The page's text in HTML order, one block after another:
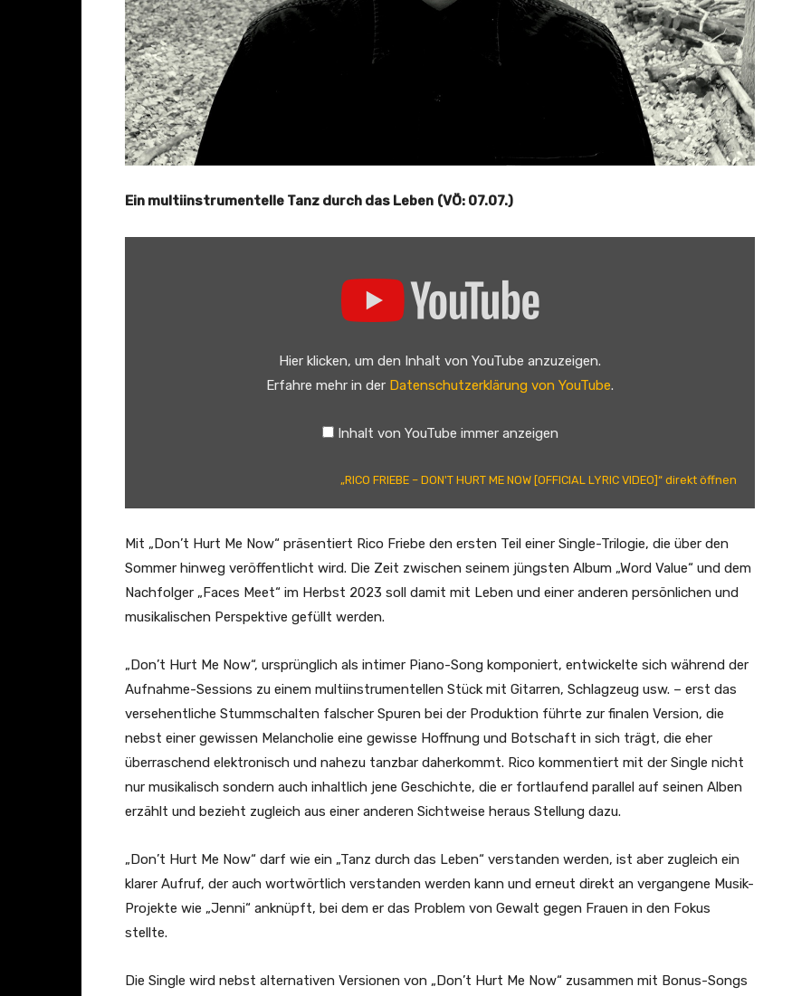
Ein multiinstrumentelle Tanz durch das Leben (VÖ: 07.07.)
D
O
N
'
H
U
R
T
M
E
N
W
[
O
F
Hier klicken, um den Inhalt von YouTube anzuzeigen.
Erfahre mehr in der Datenschutzerklärung von YouTube.
Inhalt von YouTube immer anzeigen
„RICO FRIEBE – DON'T HURT ME NOW [OFFICIAL LYRIC VIDEO]“ direkt öffnen
Mit „Don’t Hurt Me Now“ präsentiert Rico Friebe den ersten Teil einer Single-Trilogie, die über den
Sommer hinweg veröffentlicht wird. Die Zeit zwischen seinem jüngsten Album „Word Value“ und dem
Nachfolger „Faces Meet“ im Herbst 2023 soll damit mit Leben und einer anderen persönlichen und
musikalischen Perspektive gefüllt werden.
„Don’t Hurt Me Now“, ursprünglich als intimer Piano-Song komponiert, entwickelte sich während der
Aufnahme-Sessions zu einem multiinstrumentellen Stück mit Gitarren, Schlagzeug usw. – erst das
versehentliche Stummschalten falscher Spuren bei der Produktion führte zur finalen Version, die
nebst einer gewissen Melancholie eine gewisse Hoffnung und Botschaft in sich trägt, die eher
überraschend elektronisch und nahezu tanzbar daherkommt. Rico kommentiert mit der Single nicht
nur musikalisch sondern auch inhaltlich jene Geschichte, die er fortlaufend parallel auf seinen Alben
erzählt und bezieht zugleich aus einer anderen Sichtweise heraus Stellung dazu.
„Don’t Hurt Me Now“ darf wie ein „Tanz durch das Leben“ verstanden werden, ist aber zugleich ein
klarer Aufruf, der auch wortwörtlich verstanden werden kann und erneut direkt an vergangene Musik-
Projekte wie „Jenni“ anknüpft, bei dem er das Problem von Gewalt gegen Frauen in den Fokus
stellte.
Die Single wird nebst alternativen Versionen von „Don’t Hurt Me Now“ zusammen mit Bonus-Songs